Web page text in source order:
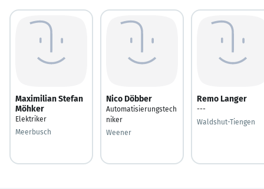
Maximilian Stefan
Möhker
Elektriker
Meerbusch
Nico Döbber
Automatisierungstech
niker
Weener
Remo Langer
---
Waldshut-Tiengen